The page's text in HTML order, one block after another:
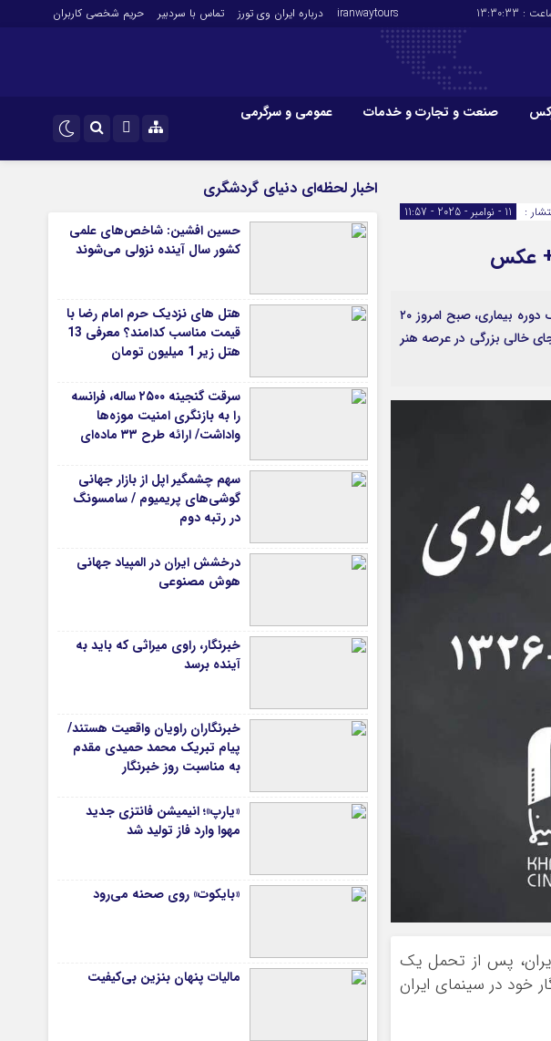
:
13:30:34
iranwaytours درباره ایران وی تورز تماس با سردبیر حریم شخصی کاربران
صنعت و تجارت و خدمات
عمومی و سرگرمی
اینستاگرام
بانک و بیمه و فارکس
ارزدیجیتال
صنعت و تجارت و خدمات
اقتصاد گردشگری
خودرو
:
11 - نوامبر - 2025 - 11:57
+ عکس
به گزارش اقتصادآنلاین، همایون ارشادی، بازیگر باسابقه و خوش‌نام سینما و تلویزیون ایران، پس از تحمل یک دوره بیماری، صبح امروز ۲۰
جای خالی بزرگی در عرصه هنر
ایران، پس از تحمل یک
ماندگار خود در سینمای ایران
اخبار لحظه‌ای دنیای گردشگری
حسین افشین: شاخص‌های علمی
کشور سال آینده نزولی می‌شوند
هتل های نزدیک حرم امام رضا با
قیمت مناسب کدامند؟ معرفی 13
هتل زیر 1 میلیون تومان
سرقت گنجینه ۲۵۰۰ ساله، فرانسه
را به بازنگری امنیت موزه‌ها
واداشت/ ارائه طرح ۳۳ ماده‌ای
سهم چشمگیر اپل از بازار جهانی
گوشی‌های پریمیوم / سامسونگ
در رتبه دوم
درخشش ایران در المپیاد جهانی
هوش مصنوعی
خبرنگار، راوی میراثی که باید به
آینده برسد
خبرنگاران راویان واقعیت هستند/
پیام تبریک محمد حمیدی مقدم
به مناسبت روز خبرنگار
«یارپ»؛ انیمیشن فانتزی جدید
مهوا وارد فاز تولید شد
«بایکوت» روی صحنه می‌رود
مالیات پنهان بنزین بی‌کیفیت